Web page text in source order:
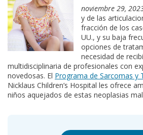
noviembre 29,
y de las
fracción de los
UU., y su baja
opciones de
necesidad de
multidisciplinaria de profesionales con
novedosas. El Programa de Sarcomas y
Nicklaus Children’s Hospital les ofrece
niños aquejados de estas neoplasias